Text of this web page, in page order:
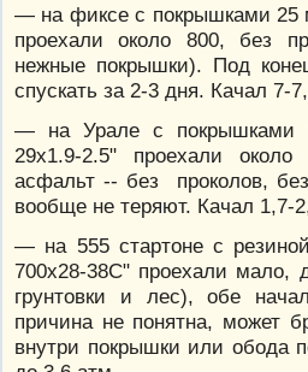
— на фиксе с покрышками 25
проехали около 800, без
нежные покрышки). Под
спускать за 2-3 дня. Качал 7-
— на Урале с
29x1.9-2.5" проехали
асфальт -- без проколов,
вообще не теряют. Качал 1,7-
— на 555 стартоне с
700x28-38C" проехали мало,
грунтовки и лес), обе
причина не понятна, может
внутри покрышки или обода